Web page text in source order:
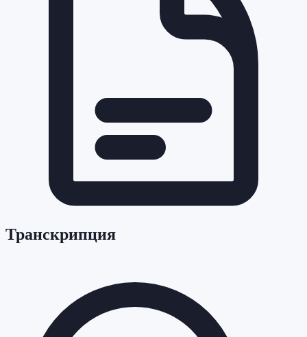
Транскрипция